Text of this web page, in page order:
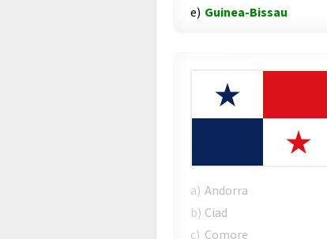
e) Guinea-Bissau
a) Andorra
b) Ciad
c) Comore